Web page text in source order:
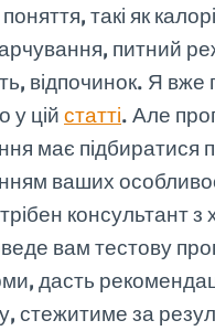
такі як
питний
відпочинок. Я
у цій статті. Але
має підбиратися
ваших
консультант з
вам тестову
дасть
стежитиме за